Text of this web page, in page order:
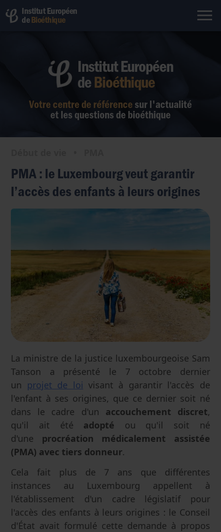
Institut Européen
deBioéthique
Votre centre de référence sur l'actualité
et les questions de bioéthique
Institut Européen
deBioéthique
PMA : le Luxembourg veut garantir
l’accès des enfants à leurs origines
La ministre de la justice luxembourgeoise Sam
Tanson a présenté le 7 octobre dernier
un projet de loi visant à garantir l'accès de
l'enfant à ses origines, que ce dernier soit né
dans le cadre d'un accouchement discret,
qu'il ait été adopté ou qu'il soit né
d'une procréation médicalement assistée
(PMA) avec tiers donneur.
Cela fait plus de 7 ans que différentes
instances au Luxembourg appellent à
l'établissement d'un cadre législatif pour
l'accès des enfants à leurs origines : le Conseil
d'État avait formulé cette demande à propos